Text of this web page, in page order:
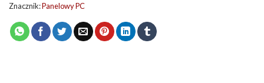
Znacznik:Panelowy PC